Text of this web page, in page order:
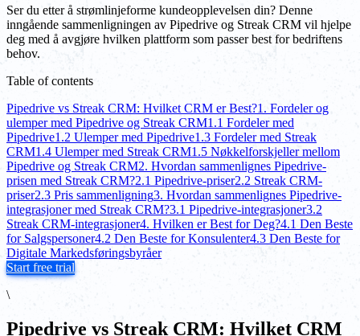
Ser du etter å strømlinjeforme kundeopplevelsen din? Denne
inngående sammenligningen av Pipedrive og Streak CRM vil hjelpe
deg med å avgjøre hvilken plattform som passer best for bedriftens
behov.
Table of contents
Pipedrive vs Streak CRM: Hvilket CRM er Best?1. Fordeler og
ulemper med Pipedrive og Streak CRM1.1 Fordeler med
Pipedrive1.2 Ulemper med Pipedrive1.3 Fordeler med Streak
CRM1.4 Ulemper med Streak CRM1.5 Nøkkelforskjeller mellom
Pipedrive og Streak CRM2. Hvordan sammenlignes Pipedrive-
prisen med Streak CRM?2.1 Pipedrive-priser2.2 Streak CRM-
priser2.3 Pris sammenligning3. Hvordan sammenlignes Pipedrive-
integrasjoner med Streak CRM?3.1 Pipedrive-integrasjoner3.2
Streak CRM-integrasjoner4. Hvilken er Best for Deg?4.1 Den Beste
for Salgspersoner4.2 Den Beste for Konsulenter4.3 Den Beste for
Digitale Markedsføringsbyråer
Start free trial
\
Pipedrive vs Streak CRM: Hvilket CRM